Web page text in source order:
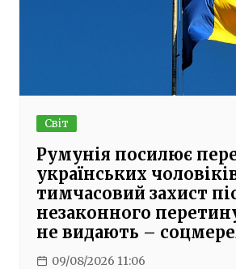
Світ
Румунія посилює
українських
тимчасовий захист
незаконного
не видають –
09/08/2026 11:06